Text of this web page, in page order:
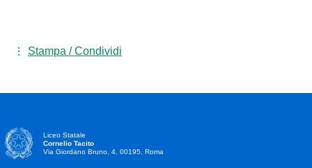
Stampa / Condividi
Liceo Statale
Cornelio Tacito
Via Giordano Bruno, 4, 00195, Roma